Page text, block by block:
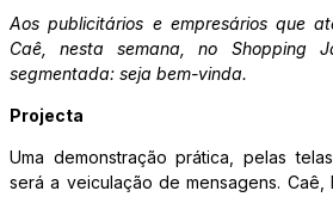
Aos publicitários e empresários que
Caê, nesta semana, no Shopping
segmentada: seja bem-vinda.
Projecta
Uma demonstração prática, pelas
será a veiculação de mensagens.